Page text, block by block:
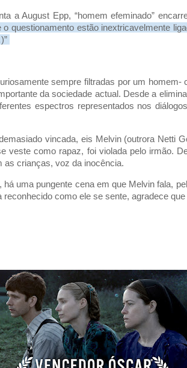
a August Epp, “homem efeminado”
questionamento estão inextricavelmente
sempre filtradas por um
da sociedade actual. Desde a
espectros representados nos
vincada, eis Melvin (outrora Netti
veste como rapaz, foi violada pelo irmão.
as crianças, voz da inocência.
uma pungente cena em que Melvin fala,
como ele se sente, agradece